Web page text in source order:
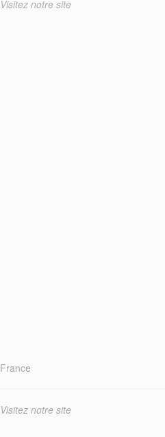
Visitez notre site
France
Visitez notre site